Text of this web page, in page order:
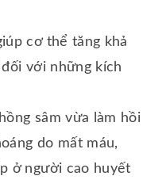
cơ thể tăng khả
với những kích
sâm vừa làm hồi
do mất máu,
ở người cao huyết